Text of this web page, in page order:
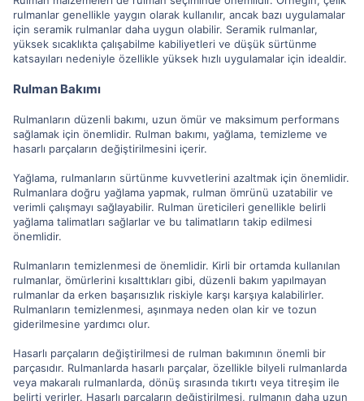
rulmanlar genellikle yaygın olarak kullanılır, ancak bazı uygulamalar
için seramik rulmanlar daha uygun olabilir. Seramik rulmanlar,
yüksek sıcaklıkta çalışabilme kabiliyetleri ve düşük sürtünme
katsayıları nedeniyle özellikle yüksek hızlı uygulamalar için idealdir.
Rulman Bakımı
Rulmanların düzenli bakımı, uzun ömür ve maksimum performans
sağlamak için önemlidir. Rulman bakımı, yağlama, temizleme ve
hasarlı parçaların değiştirilmesini içerir.
Yağlama, rulmanların sürtünme kuvvetlerini azaltmak için önemlidir.
Rulmanlara doğru yağlama yapmak, rulman ömrünü uzatabilir ve
verimli çalışmayı sağlayabilir. Rulman üreticileri genellikle belirli
yağlama talimatları sağlarlar ve bu talimatların takip edilmesi
önemlidir.
Rulmanların temizlenmesi de önemlidir. Kirli bir ortamda kullanılan
rulmanlar, ömürlerini kısalttıkları gibi, düzenli bakım yapılmayan
rulmanlar da erken başarısızlık riskiyle karşı karşıya kalabilirler.
Rulmanların temizlenmesi, aşınmaya neden olan kir ve tozun
giderilmesine yardımcı olur.
Hasarlı parçaların değiştirilmesi de rulman bakımının önemli bir
parçasıdır. Rulmanlarda hasarlı parçalar, özellikle bilyeli rulmanlarda
veya makaralı rulmanlarda, dönüş sırasında tıkırtı veya titreşim ile
belirti verirler. Hasarlı parçaların değiştirilmesi, rulmanın daha uzun